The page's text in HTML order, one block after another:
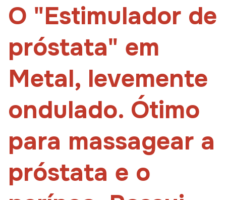
O "Estimulador de
próstata" em
Metal, levemente
ondulado. Ótimo
para massagear a
próstata e o